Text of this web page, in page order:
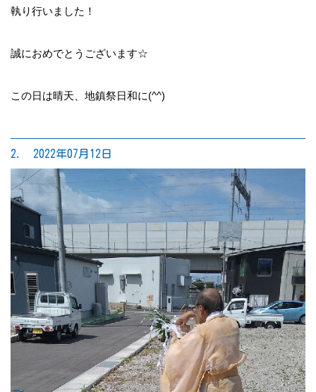
執り行いました！
誠におめでとうございます☆
この日は晴天、地鎮祭日和に(^^)
2. 2022年07月12日